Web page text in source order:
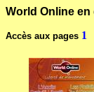
World Online en
Accès aux pages 1